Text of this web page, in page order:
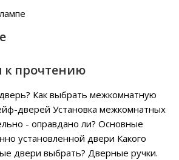
к прочтению
Как выбрать межкомнатную
дверей Установка межкомнатных
- оправдано ли? Основные
установленной двери Какого
двери выбрать? Дверные ручки.